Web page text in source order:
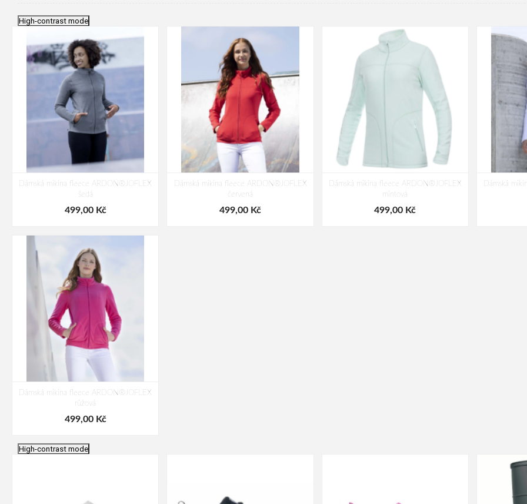
High-contrast mode
Dámská mikina fleece ARDON®JOFLEX
šedá
499,00 Kč
Dámská mikina fleece ARDON®JOFLEX
červená
499,00 Kč
Dámská mikina fleece ARDON®JOFLEX
mintová
499,00 Kč
Dámská
Dámská mikina fleece ARDON®JOFLEX
růžová
499,00 Kč
High-contrast mode